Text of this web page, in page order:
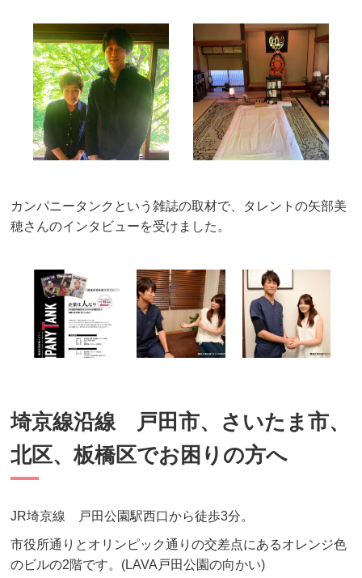
カンパニータンクという雑誌の取材で、タレントの矢部美
穂さんのインタビューを受けました。
埼京線沿線 戸田市、さいたま市、
北区、板橋区でお困りの方へ
JR埼京線 戸田公園駅西口から徒歩3分。
市役所通りとオリンピック通りの交差点にあるオレンジ色
のビルの2階です。(LAVA戸田公園の向かい)